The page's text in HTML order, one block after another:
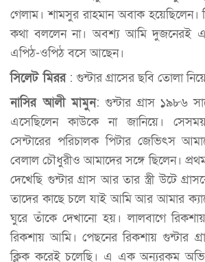
গেলাম। শামসুর রাহমান অবাক হয়েছিলেন।
কথা বললেন না। অবশ্য আমি দুজনেরই
এপিঠ-ওপিঠ বসে আছেন।
সিলেট মিরর: গুন্টার গ্রাসের ছবি তোলা
নাসির আলী মামুন: গুন্টার গ্রাস ১৯৮৬
এসেছিলেন কাউকে না জানিয়ে। সেসময়
সেন্টারের পরিচালক পিটার জেভিৎস
বেলাল চৌধুরীও আমাদের সঙ্গে ছিলেন।
দেখেছি গুন্টার গ্রাস আর তার স্ত্রী উটে
তাদের কাছে চলে যাই আমি আর আমার
ঘুরে তাঁকে দেখানো হয়। লালবাগে
রিকশায় আমি। পেছনের রিকশায় গুন্টার
ক্লিক করেই চলেছি। এ এক অন্যরকম